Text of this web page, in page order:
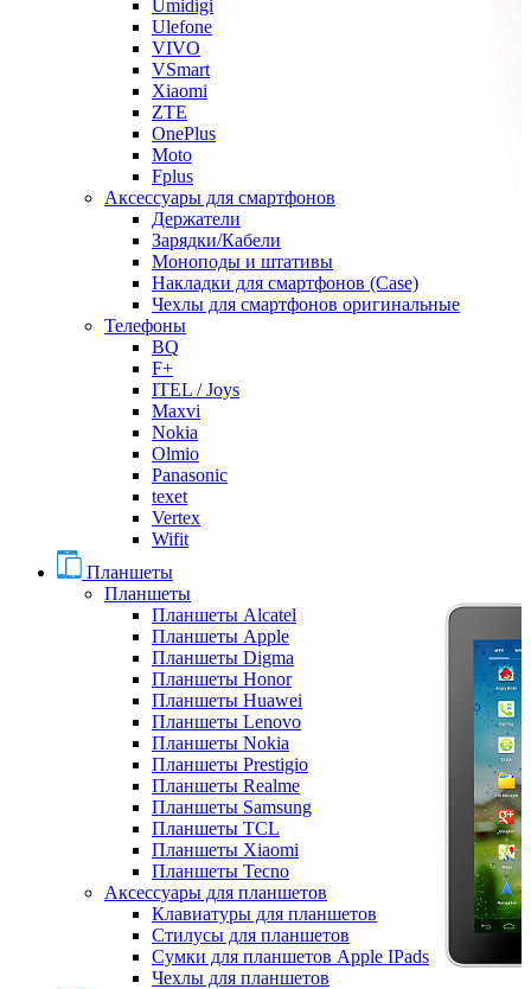
Umidigi
Ulefone
VIVO
VSmart
Xiaomi
ZTE
OnePlus
Moto
Fplus
Аксессуары для смартфонов
Держатели
Зарядки/Кабели
Моноподы и штативы
Накладки для смартфонов (Case)
Чехлы для смартфонов оригинальные
Телефоны
BQ
F+
ITEL / Joys
Maxvi
Nokia
Olmio
Panasonic
texet
Vertex
Wifit
Планшеты
Планшеты
Планшеты Alcatel
Планшеты Apple
Планшеты Digma
Планшеты Honor
Планшеты Huawei
Планшеты Lenovo
Планшеты Nokia
Планшеты Prestigio
Планшеты Realme
Планшеты Samsung
Планшеты TCL
Планшеты Xiaomi
Планшеты Tecno
Аксессуары для планшетов
Клавиатуры для планшетов
Стилусы для планшетов
Сумки для планшетов Apple IPads
Чехлы для планшетов